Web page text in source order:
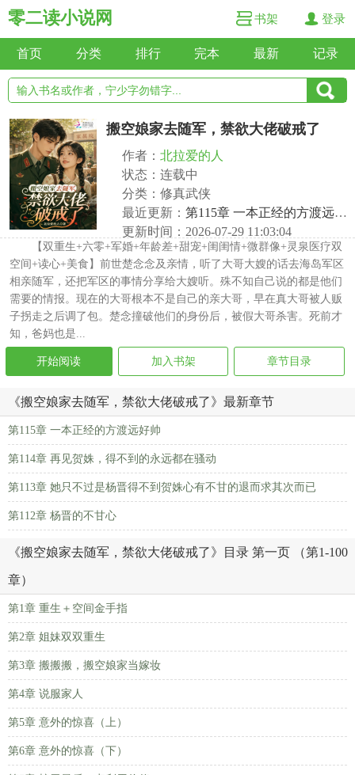
零二读小说网 书架 登录
首页 分类 排行 完本 最新 记录
搬空娘家去随军，禁欲大佬破戒了
作者： 北拉爱的人
状态：连载中
分类：修真武侠
最近更新： 第115章 一本正经的方渡远好帅
更新时间：2026-07-29 11:03:04
【双重生+六零+军婚+年龄差+甜宠+闺闺情+微群像+灵泉医疗双
空间+读心+美食】前世楚念念及亲情，听了大哥大嫂的话去海岛军区
相亲随军，还把军区的事情分享给大嫂听。殊不知自己说的都是他们
需要的情报。现在的大哥根本不是自己的亲大哥，早在真大哥被人贩
子拐走之后调了包。楚念撞破他们的身份后，被假大哥杀害。死前才
知，爸妈也是...
开始阅读 加入书架 章节目录
《搬空娘家去随军，禁欲大佬破戒了》最新章节
第115章 一本正经的方渡远好帅
第114章 再见贺姝，得不到的永远都在骚动
第113章 她只不过是杨晋得不到贺姝心有不甘的退而求其次而已
第112章 杨晋的不甘心
《搬空娘家去随军，禁欲大佬破戒了》目录 第一页 （第1-100
章）
第1章 重生＋空间金手指
第2章 姐妹双双重生
第3章 搬搬搬，搬空娘家当嫁妆
第4章 说服家人
第5章 意外的惊喜（上）
第6章 意外的惊喜（下）